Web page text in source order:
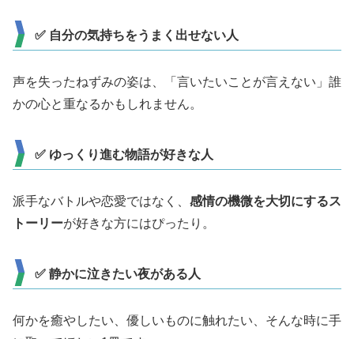
✅ 自分の気持ちをうまく出せない人
声を失ったねずみの姿は、「言いたいことが言えない」誰
かの心と重なるかもしれません。
✅ ゆっくり進む物語が好きな人
派手なバトルや恋愛ではなく、 感情の機微を大切にするス
トーリーが好きな方にはぴったり。
✅ 静かに泣きたい夜がある人
何かを癒やしたい、優しいものに触れたい、そんな時に手